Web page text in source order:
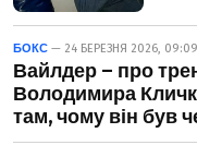
БОКС — 24 БЕРЕЗНЯ 2026, 09:09
Вайлдер – про
Володимира
там, чому він був